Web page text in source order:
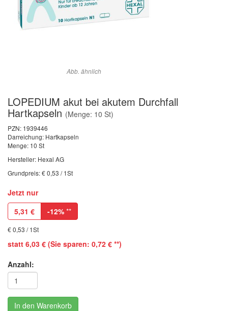
Abb. ähnlich
LOPEDIUM akut bei akutem Durchfall
Hartkapseln (Menge: 10 St)
PZN: 1939446
Darreichung: Hartkapseln
Menge: 10 St
Hersteller: Hexal AG
Grundpreis: € 0,53 / 1St
Jetzt nur
5,31 € -12% **
€ 0,53 / 1St
statt 6,03 € (Sie sparen: 0,72 € **)
Anzahl:
In den Warenkorb